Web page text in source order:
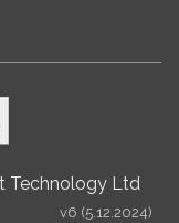
Technology Ltd
v6 (5.12.2024)